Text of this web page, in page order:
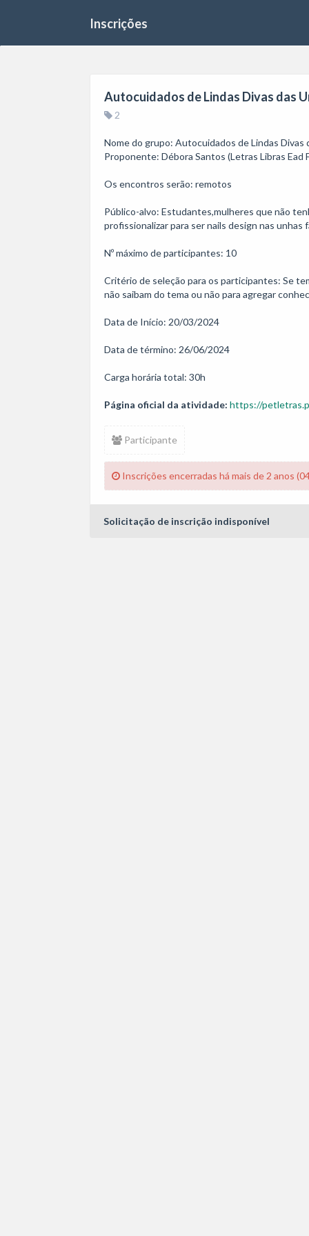
Inscrições
Autocuidados de Lindas Divas das
2
Nome do grupo: Autocuidados de Lindas Divas
Proponente: Débora Santos (Letras Libras Ead
Os encontros serão: remotos
Público-alvo: Estudantes,mulheres que não
profissionalizar para ser nails design nas unhas
Nº máximo de participantes: 10
Critério de seleção para os participantes: Se
não saibam do tema ou não para agregar
Data de Início: 20/03/2024
Data de término: 26/06/2024
Carga horária total: 30h
Página oficial da atividade: https://
Participante
Inscrições encerradas há mais de 2 anos
Solicitação de inscrição indisponível